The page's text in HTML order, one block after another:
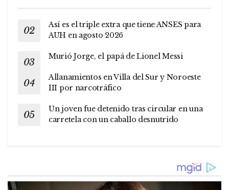
Así es el triple extra que tiene ANSES para
AUH en agosto 2026
Murió Jorge, el papá de Lionel Messi
Allanamientos en Villa del Sur y Noroeste
III por narcotráfico
Un joven fue detenido tras circular en una
carretela con un caballo desnutrido